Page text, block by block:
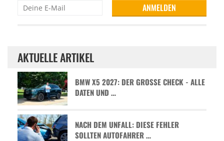
AKTUELLE ARTIKEL
BMW X5 2027: DER GROSSE CHECK - ALLE D
ATEN UND …
NACH DEM UNFALL: DIESE FEHLER
SOLLTEN AUTOFAHRER …